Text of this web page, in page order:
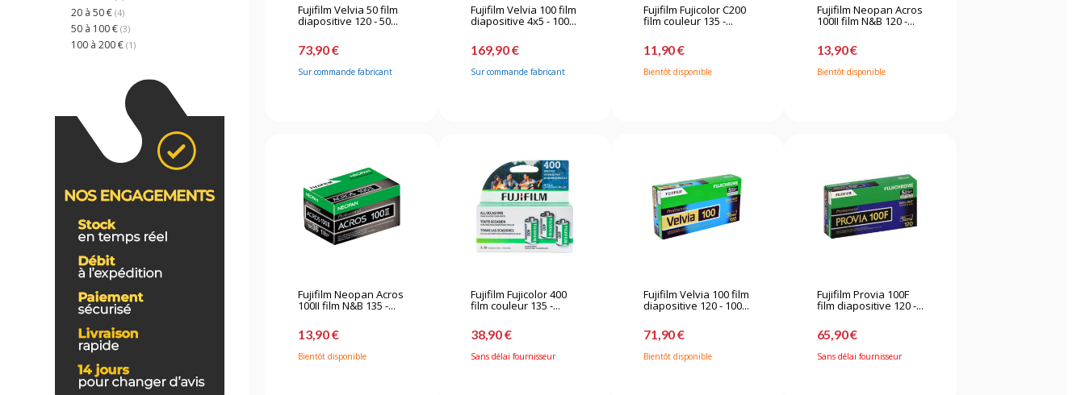
20 à 50 € (4)
50 à 100 € (3)
100 à 200 € (1)
Fujifilm Velvia 50 film
diapositive 120 - 50...
73,90 €
Sur commande fabricant
Fujifilm Velvia 100 film
diapositive 4x5 - 100...
169,90 €
Sur commande fabricant
Fujifilm Fujicolor C200
film couleur 135 -...
11,90 €
Bientôt disponible
Fujifilm Neopan Acros
100II film N&B 120 -...
13,90 €
Bientôt disponible
Fujifilm Neopan Acros
100II film N&B 135 -...
13,90 €
Bientôt disponible
Fujifilm Fujicolor 400
film couleur 135 -...
38,90 €
Sans délai fournisseur
Fujifilm Velvia 100 film
diapositive 120 - 100...
71,90 €
Bientôt disponible
Fujifilm Provia 100F
film diapositive 120 -...
65,90 €
Sans délai fournisseur